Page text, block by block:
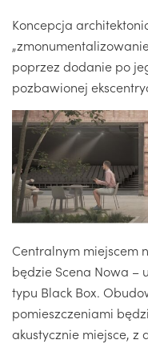
Koncepcja
poprzez dodanie po
pozbawionej
Centralnym miejscem
będzie Scena Nowa –
typu Black Box.
pomieszczeniami
akustycznie miejsce, z